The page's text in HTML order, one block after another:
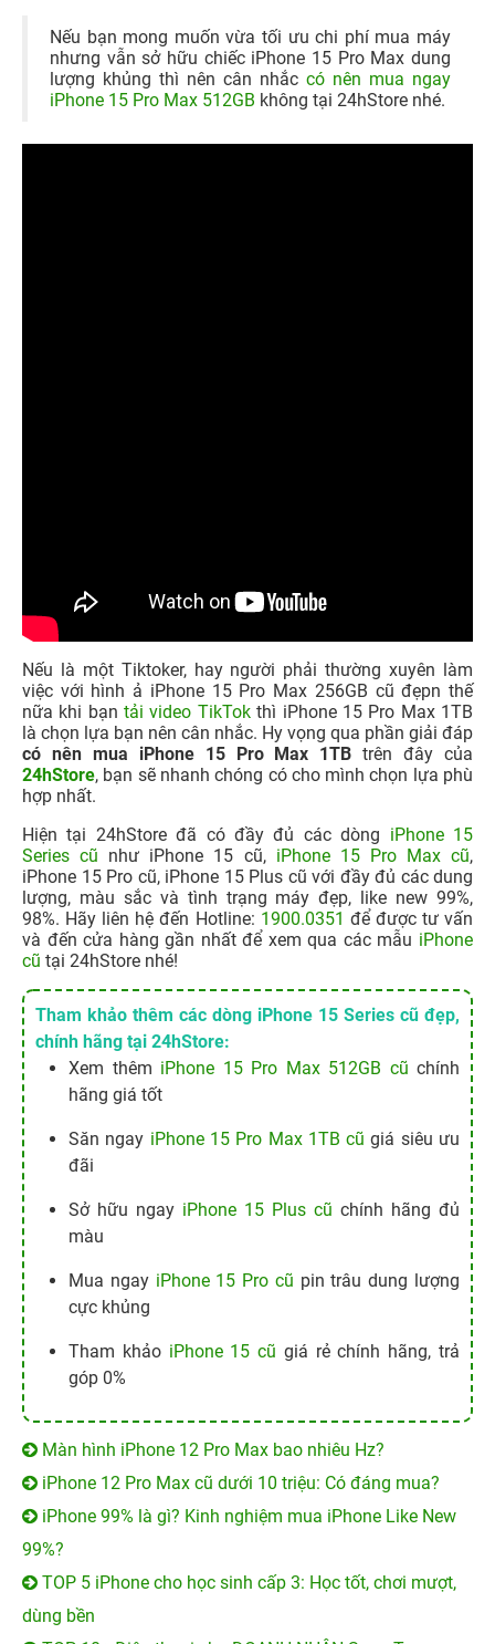
Nếu bạn mong muốn vừa tối ưu chi phí mua máy
nhưng vẫn sở hữu chiếc iPhone 15 Pro Max dung
lượng khủng thì nên cân nhắc có nên mua ngay
iPhone 15 Pro Max 512GB không tại 24hStore nhé.
Nếu là một Tiktoker, hay người phải thường xuyên làm
việc với hình ả iPhone 15 Pro Max 256GB cũ đẹpn thế
nữa khi bạntải video TikTokthì iPhone 15 Pro Max 1TB
là chọn lựa bạn nên cân nhắc. Hy vọng qua phần giải đáp
có nên mua iPhone 15 Pro Max 1TB trên đây của
24hStore, bạn sẽ nhanh chóng có cho mình chọn lựa phù
hợp nhất.
Hiện tại 24hStore đã có đầy đủ các dòng iPhone 15
Series cũ như iPhone 15 cũ, iPhone 15 Pro Max cũ,
iPhone 15 Pro cũ, iPhone 15 Plus cũ với đầy đủ các dung
lượng, màu sắc và tình trạng máy đẹp, like new 99%,
98%. Hãy liên hệ đến Hotline: 1900.0351 để được tư vấn
và đến cửa hàng gần nhất để xem qua các mẫu iPhone
cũ tại 24hStore nhé!
Tham khảo thêm các dòng iPhone 15 Series cũ đẹp,
chính hãng tại 24hStore:
Xem thêm iPhone 15 Pro Max 512GB cũ chính
hãng giá tốt
Săn ngay iPhone 15 Pro Max 1TB cũ giá siêu ưu
đãi
Sở hữu ngay iPhone 15 Plus cũ chính hãng đủ
màu
Mua ngay iPhone 15 Pro cũ pin trâu dung lượng
cực khủng
Tham khảo iPhone 15 cũ giá rẻ chính hãng, trả
góp 0%
Màn hình iPhone 12 Pro Max bao nhiêu Hz?
iPhone 12 Pro Max cũ dưới 10 triệu: Có đáng mua?
iPhone 99% là gì? Kinh nghiệm mua iPhone Like New
99%?
TOP 5 iPhone cho học sinh cấp 3: Học tốt, chơi mượt,
dùng bền